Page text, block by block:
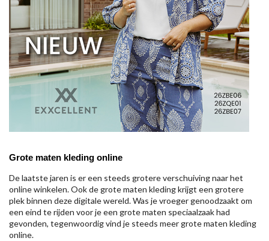
Grote maten kleding online
De laatste jaren is er een steeds grotere verschuiving naar het
online winkelen. Ook de grote maten kleding krijgt een grotere
plek binnen deze digitale wereld. Was je vroeger genoodzaakt om
een eind te rijden voor je een grote maten speciaalzaak had
gevonden, tegenwoordig vind je steeds meer grote maten kleding
online.